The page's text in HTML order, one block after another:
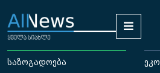
საზოგადოება